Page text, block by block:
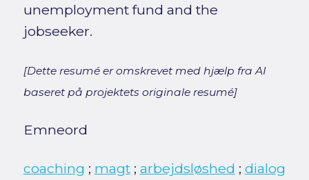
unemployment fund and the
jobseeker.
[Dette resumé er omskrevet med hjælp fra AI
baseret på projektets originale resumé]
Emneord
coaching ; magt; arbejdsløshed ; dialog